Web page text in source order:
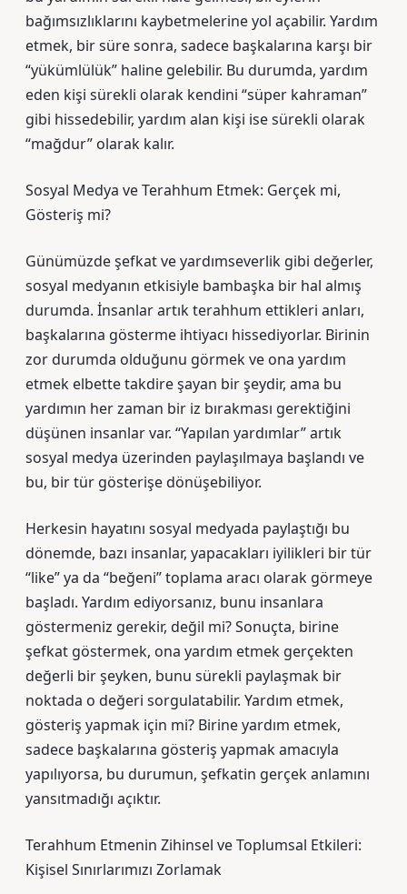
bağımsızlıklarını kaybetmelerine yol açabilir. Yardım
etmek, bir süre sonra, sadece başkalarına karşı bir
“yükümlülük” haline gelebilir. Bu durumda, yardım
eden kişi sürekli olarak kendini “süper kahraman”
gibi hissedebilir, yardım alan kişi ise sürekli olarak
“mağdur” olarak kalır.
Sosyal Medya ve Terahhum Etmek: Gerçek mi,
Gösteriş mi?
Günümüzde şefkat ve yardımseverlik gibi değerler,
sosyal medyanın etkisiyle bambaşka bir hal almış
durumda. İnsanlar artık terahhum ettikleri anları,
başkalarına gösterme ihtiyacı hissediyorlar. Birinin
zor durumda olduğunu görmek ve ona yardım
etmek elbette takdire şayan bir şeydir, ama bu
yardımın her zaman bir iz bırakması gerektiğini
düşünen insanlar var. “Yapılan yardımlar” artık
sosyal medya üzerinden paylaşılmaya başlandı ve
bu, bir tür gösterişe dönüşebiliyor.
Herkesin hayatını sosyal medyada paylaştığı bu
dönemde, bazı insanlar, yapacakları iyilikleri bir tür
“like” ya da “beğeni” toplama aracı olarak görmeye
başladı. Yardım ediyorsanız, bunu insanlara
göstermeniz gerekir, değil mi? Sonuçta, birine
şefkat göstermek, ona yardım etmek gerçekten
değerli bir şeyken, bunu sürekli paylaşmak bir
noktada o değeri sorgulatabilir. Yardım etmek,
gösteriş yapmak için mi? Birine yardım etmek,
sadece başkalarına gösteriş yapmak amacıyla
yapılıyorsa, bu durumun, şefkatin gerçek anlamını
yansıtmadığı açıktır.
Terahhum Etmenin Zihinsel ve Toplumsal Etkileri:
Kişisel Sınırlarımızı Zorlamak